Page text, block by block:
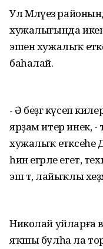
Ул Мәләүез
хужалығында
эшен хужалыҡ
баһалай.
- Ә беҙгә күсеп
ярҙам итер инек, -
хужалыҡ етәксеһе
һин егәрле егет,
эш тә, лайыҡлы
Николай уйларға
яҡшы булһа ла